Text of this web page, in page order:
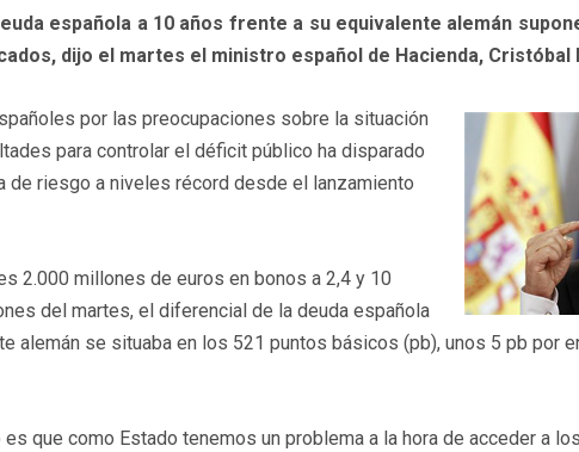
española a 10 años frente a su equivalente alemán
dijo el martes el ministro español de Hacienda, Cristóbal
por las preocupaciones sobre la situación
para controlar el déficit público ha disparado
de riesgo a niveles récord desde el lanzamiento
2.000 millones de euros en bonos a 2,4 y 10
del martes, el diferencial de la deuda española
alemán se situaba en los 521 puntos básicos (pb), unos 5 pb por
que como Estado tenemos un problema a la hora de acceder a